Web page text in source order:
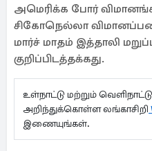
அமெரிக்க போர்
சிகோநெல்லா
மார்ச் மாதம் இத்தாலி
குறிப்பிடத்தக்கது.
உள்நாட்டு மற்றும்
அறிந்துக்கொள்ள லங்காசிறி
இணையுங்கள்.